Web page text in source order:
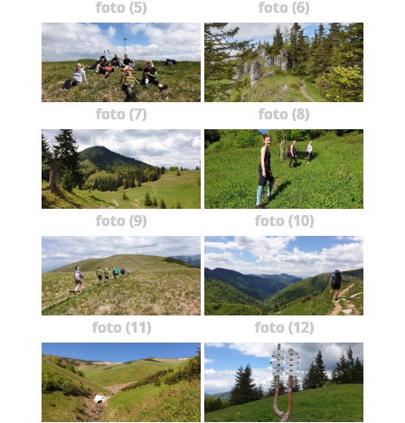
foto (5) foto (6)
foto (7) foto (8)
foto (9) foto (10)
foto (11) foto (12)